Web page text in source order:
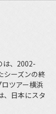
は、2002-
シーズンの終
ツアー横浜
、日本にスタ